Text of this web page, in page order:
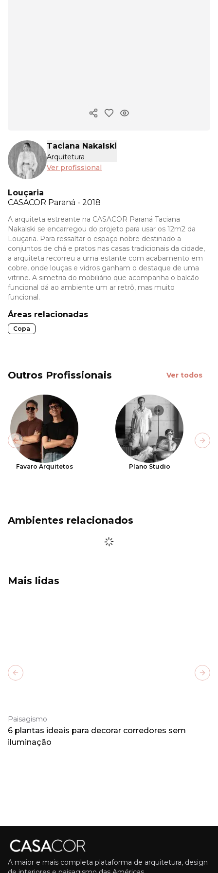
Copiar link
Taciana Nakalski
Arquitetura
Ver profissional
Louçaria
CASACOR Paraná - 2018
A arquiteta estreante na CASACOR Paraná Taciana
Nakalski se encarregou do projeto para usar os 12m2 da
Louçaria. Para ressaltar o espaço nobre destinado a
conjuntos de chá e pratos nas casas tradicionais da cidade,
a arquiteta recorreu a uma estante com acabamento em
cobre, onde louças e vidros ganham o destaque de uma
vitrine. A simetria do mobiliário que acompanha o balcão
funcional dá ao ambiente um ar retrô, mas muito
funcional.
Áreas relacionadas
Copa
Outros Profissionais Ver todos
Favaro Arquitetos Plano Studio
Previous slide
Ambientes relacionados
Mais lidas
Paisagismo
6 plantas ideais para decorar corredores sem
iluminação
Previous slide
A maior e mais completa plataforma de arquitetura, design